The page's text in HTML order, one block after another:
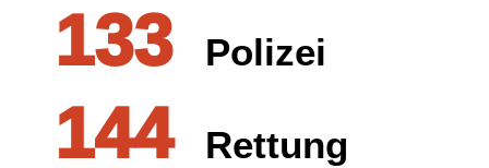
133 Polizei
144 Rettung